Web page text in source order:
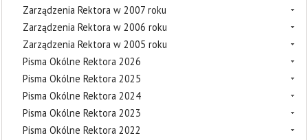
Zarządzenia Rektora w 2007 roku
Zarządzenia Rektora w 2006 roku
Zarządzenia Rektora w 2005 roku
Pisma Okólne Rektora 2026
Pisma Okólne Rektora 2025
Pisma Okólne Rektora 2024
Pisma Okólne Rektora 2023
Pisma Okólne Rektora 2022